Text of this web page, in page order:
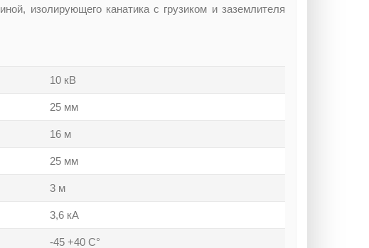
изолирующего канатика с грузиком и заземлителя
10 кВ
25 мм
16 м
25 мм
3 м
3,6 кА
-45 +40 С°